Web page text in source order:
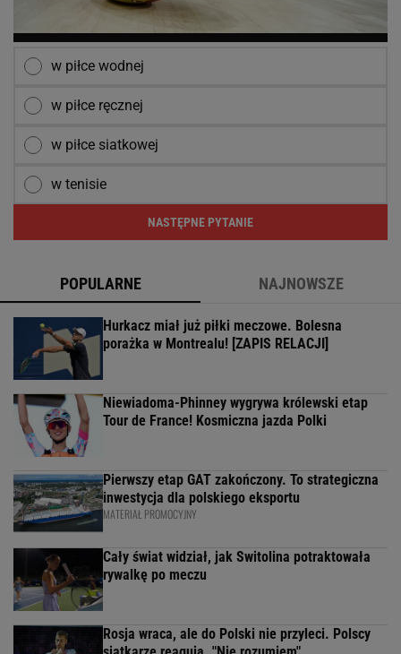
w piłce wodnej
w piłce ręcznej
w piłce siatkowej
w tenisie
NASTĘPNE PYTANIE
POPULARNE NAJNOWSZE
Hurkacz miał już piłki meczowe. Bolesna
porażka w Montrealu! [ZAPIS RELACJI]
Niewiadoma-Phinney wygrywa królewski etap
Tour de France! Kosmiczna jazda Polki
Pierwszy etap GAT zakończony. To strategiczna
inwestycja dla polskiego eksportu
MATERIAŁ PROMOCYJNY
Cały świat widział, jak Switolina potraktowała
rywalkę po meczu
Rosja wraca, ale do Polski nie przyleci. Polscy